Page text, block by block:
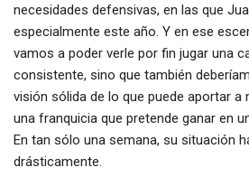
necesidades defensivas, en las que
especialmente este año. Y en ese
vamos a poder verle por fin jugar una
consistente, sino que también
visión sólida de lo que puede aportar a
una franquicia que pretende ganar en
En tan sólo una semana, su situación
drásticamente.